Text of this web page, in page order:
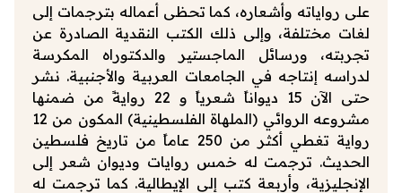
على رواياته وأشعاره، كما تحظى أعماله بترجمات إلى
لغات مختلفة، وإلى ذلك الكتب النقدية الصادرة عن
تجربته، ورسائل الماجستير والدكتوراه المكرسة
لدراسه إنتاجه في الجامعات العربية والأجنبية. نشر
حتى الآن 15 ديواناً شعرياً و 22 روايةً من ضمنها
مشروعه الروائي (الملهاة الفلسطينية) المكون من 12
رواية تغطي أكثر من 250 عاماً من تاريخ فلسطين
الحديث. ترجمت له خمس روايات وديوان شعر إلى
الإنجليزية، وأربعة كتب إلى الإيطالية. كما ترجمت له